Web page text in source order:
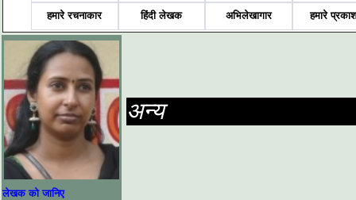
हमारे रचनाकार हिंदी लेखक अभिलेखागार हमारे
लेखक को जानिए
अन्य